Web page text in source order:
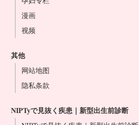
名古屋站前院
大阪站前院
难波心斋桥院
冈山站前院
博多站前院
医生介绍
漫画
视频
其他
网站地图
隐私条款
NIPTyで見抜く疾患｜新型出生前診断